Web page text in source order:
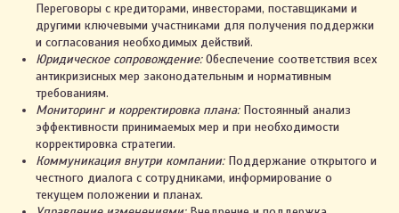
Переговоры с кредиторами, инвесторами, поставщиками и
другими ключевыми участниками для получения поддержки
и согласования необходимых действий.
Юридическое сопровождение:Обеспечение соответствия всех
антикризисных мер законодательным и нормативным
требованиям.
Мониторинг и корректировка плана:Постоянный анализ
эффективности принимаемых мер и при необходимости
корректировка стратегии.
Коммуникация внутри компании:Поддержание открытого и
честного диалога с сотрудниками, информирование о
текущем положении и планах.